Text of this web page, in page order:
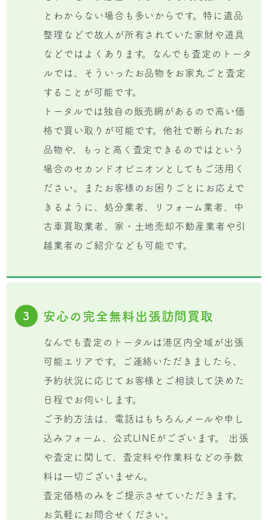
とわからない場合も多いからです。特に遺品
整理などで故人が所有されていた家財や道具
などではよくあります。なんでも査定のトータ
ルでは、そういったお品物をお家丸ごと査定
することが可能です。
トータルでは独自の販売網があるので高い価
格で買い取りが可能です。他社で断られたお
品物や、もっと高く査定できるのではという
場合のセカンドオピニオンとしてもご活用く
ださい。またお客様のお困りごとにお応えで
きるように、処分業者、リフォーム業者、中
古車買取業者、家・土地売却不動産業者や引
越業者のご紹介なども可能です。
3 安心の完全無料出張訪問買取
なんでも査定のトータルは港区内全域が出張
可能エリアです。ご連絡いただきましたら、
予約状況に応じてお客様とご相談して決めた
日程でお伺いします。
ご予約方法は、電話はもちろんメールや申し
込みフォーム、公式LINEがございます。 出張
や査定に関して、査定料や作業料などの手数
料は一切ございません。
査定価格のみをご提示させていただきます。
お気軽にお問合せください。